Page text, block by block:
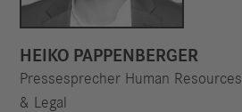
HEIKO PAPPENBERGER
Pressesprecher Human Resources
& Legal